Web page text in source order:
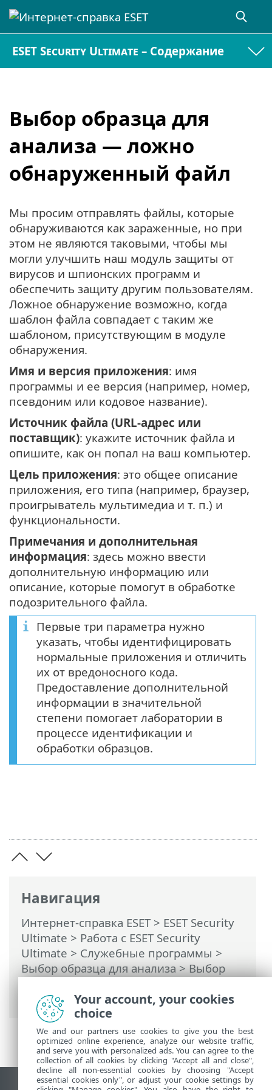
ESET Security Ultimate – Содержание
Выбор образца для
анализа — ложно
обнаруженный файл
Навигация
Интернет-справка ESET> ESET Security
Ultimate > Работа с ESET Security
Ultimate > Служебные программы >
Выбор образца для анализа> Выбор
обнаруженный файл
Мы просим отправлять файлы, которые
обнаруживаются как зараженные, но при
этом не являются таковыми, чтобы мы
могли улучшить наш модуль защиты от
вирусов и шпионских программ и
обеспечить защиту другим пользователям.
Ложное обнаружение возможно, когда
шаблон файла совпадает с таким же
шаблоном, присутствующим в модуле
обнаружения.
Имя и версия приложения: имя
программы и ее версия (например, номер,
псевдоним или кодовое название).
Источник файла (URL-адрес или
поставщик): укажите источник файла и
опишите, как он попал на ваш компьютер.
Цель приложения: это общее описание
приложения, его типа (например, браузер,
проигрыватель мультимедиа и т. п.) и
функциональности.
Примечания и дополнительная
информация: здесь можно ввести
дополнительную информацию или
описание, которые помогут в обработке
подозрительного файла.
Первые три параметра нужно
указать, чтобы идентифицировать
нормальные приложения и отличить
их от вредоносного кода.
Предоставление дополнительной
информации в значительной
степени помогает лаборатории в
процессе идентификации и
обработки образцов.
Your account, your cookies
choice
We and our partners use cookies to give you the best
optimized online experience, analyze our website traffic,
and serve you with personalized ads. You can agree to the
collection of all cookies by clicking "Accept all and close",
decline all non-essential cookies by choosing "Accept
essential cookies only", or adjust your cookie settings by